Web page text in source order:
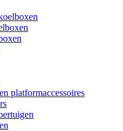
platformaccessoires